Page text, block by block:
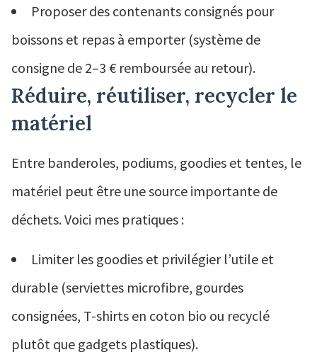
Proposer des contenants consignés pour
boissons et repas à emporter (système de
consigne de 2–3 € remboursée au retour).
Réduire, réutiliser, recycler le
matériel
Entre banderoles, podiums, goodies et tentes, le
matériel peut être une source importante de
déchets. Voici mes pratiques :
Limiter les goodies et privilégier l’utile et
durable (serviettes microfibre, gourdes
consignées, T-shirts en coton bio ou recyclé
plutôt que gadgets plastiques).